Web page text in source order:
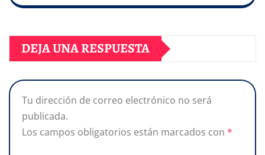
DEJA UNA RESPUESTA
Tu dirección de correo electrónico no será
publicada.
Los campos obligatorios están marcados con *